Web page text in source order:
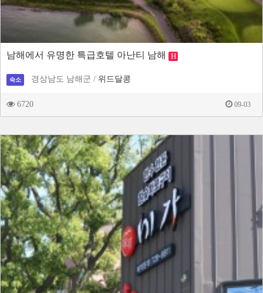
남해에서 유명한 특급호텔 아난티 남해 H
숙소 경상남도 남해군 / 위드달콩
6720 09-03